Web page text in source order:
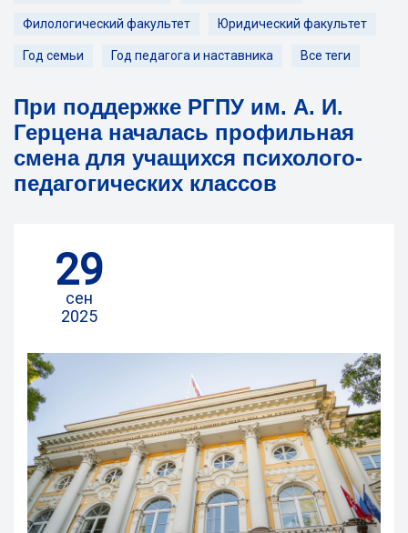
Филологический факультет Юридический факультет
Год семьи Год педагога и наставника Все теги
При поддержке РГПУ им. А. И.
Герцена началась профильная
смена для учащихся психолого-
педагогических классов
29
сен
2025